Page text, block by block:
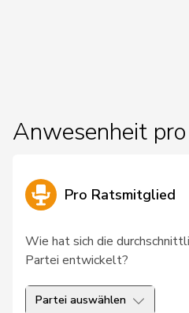
Anwesenheit
Pro Ratsmitglied
Wie hat sich die
Partei entwickelt?
Partei auswählen